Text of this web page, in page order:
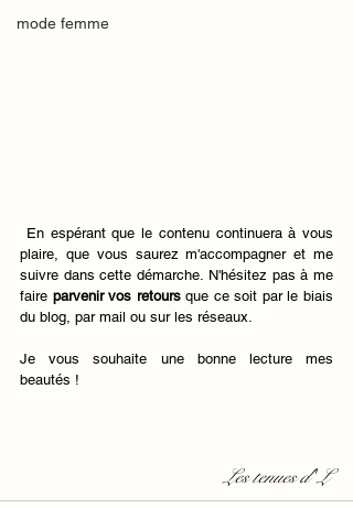
mode femme
plaire, que vous saurez m'accompagner et me
suivre dans cette démarche. N'hésitez pas à me
faire parvenir vos retours que ce soit par le biais
du blog, par mail ou sur les réseaux.
Je vous souhaite une bonne lecture mes
beautés !
Les tenues d' L